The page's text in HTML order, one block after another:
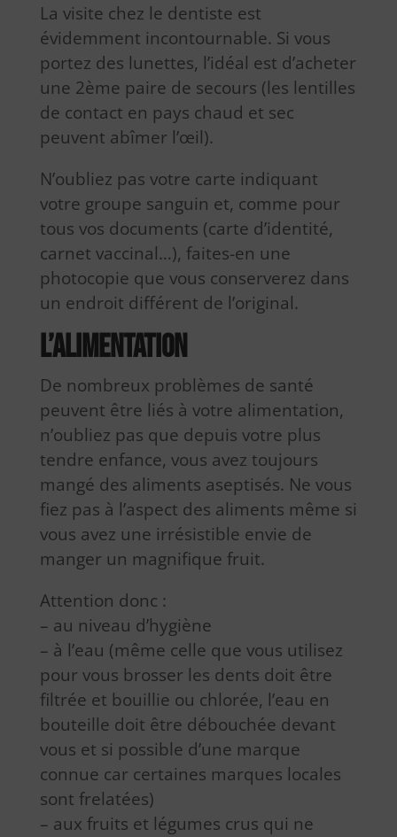
La visite chez le dentiste est
évidemment incontournable. Si vous
portez des lunettes, l’idéal est d’acheter
une 2ème paire de secours (les lentilles
de contact en pays chaud et sec
peuvent abîmer l’œil).
N’oubliez pas votre carte indiquant
votre groupe sanguin et, comme pour
tous vos documents (carte d’identité,
carnet vaccinal…), faites-en une
photocopie que vous conserverez dans
un endroit différent de l’original.
L’alimentation
De nombreux problèmes de santé
peuvent être liés à votre alimentation,
n’oubliez pas que depuis votre plus
tendre enfance, vous avez toujours
mangé des aliments aseptisés. Ne vous
fiez pas à l’aspect des aliments même si
vous avez une irrésistible envie de
manger un magnifique fruit.
Attention donc :
– au niveau d’hygiène
– à l’eau (même celle que vous utilisez
pour vous brosser les dents doit être
filtrée et bouillie ou chlorée, l’eau en
bouteille doit être débouchée devant
vous et si possible d’une marque
connue car certaines marques locales
sont frelatées)
– aux fruits et légumes crus qui ne